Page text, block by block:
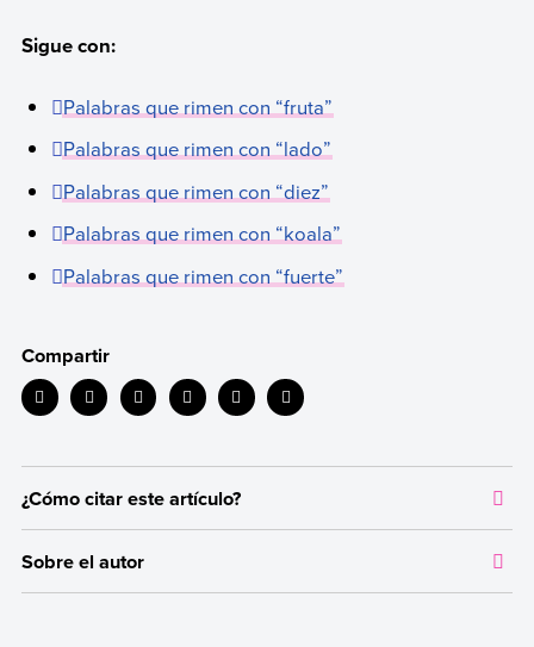
Sigue con:
Palabras que rimen con “fruta”
Palabras que rimen con “lado”
Palabras que rimen con “diez”
Palabras que rimen con “koala”
Palabras que rimen con “fuerte”
Compartir
¿Cómo citar este artículo?
dar crédito a los autores correspondientes y evitar incurrir en
plagio. Además, permite a los lectores acceder a las fuentes
Sobre el autor